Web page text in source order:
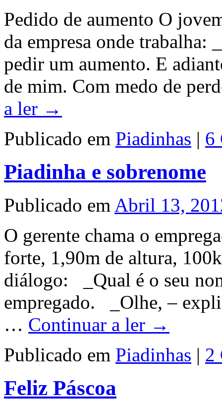
Pedido de aumento O
da empresa onde trabalha:
pedir um aumento. E
de mim. Com medo de
a ler →
Publicado em Piadinhas | 6
Piadinha e sobrenome
Publicado em Abril 13,
O gerente chama o
forte, 1,90m de altura,
diálogo: _Qual é o seu
empregado. _Olhe, –
… Continuar a ler →
Publicado em Piadinhas | 2
Feliz Páscoa